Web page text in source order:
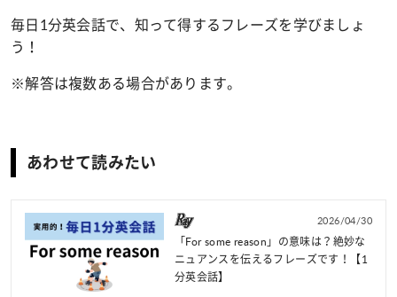
毎日1分英会話で、知って得するフレーズを学びましょ
う！
※解答は複数ある場合があります。
あわせて読みたい
2026/04/30
「For some reason」の意味は？絶妙な
ニュアンスを伝えるフレーズです！【1
分英会話】